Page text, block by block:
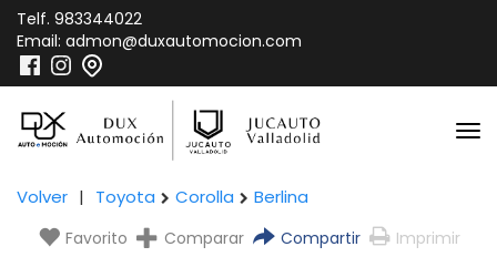
Telf. 983344022
Email: admon@duxautomocion.com
Volver | Toyota Corolla Berlina
Favorito Comparar Compartir Imprimir